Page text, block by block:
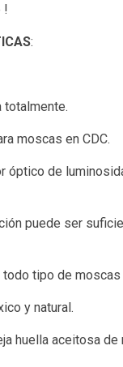
!
:
totalmente.
moscas en CDC.
óptico de
puede ser
todo tipo de
y natural.
huella aceitosa de